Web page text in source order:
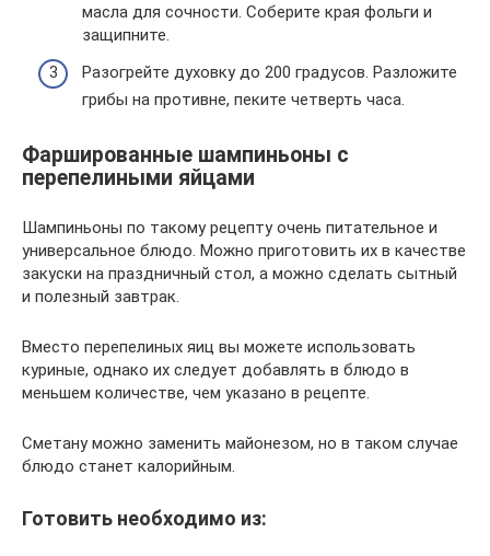
масла для сочности. Соберите края фольги и
защипните.
Разогрейте духовку до 200 градусов. Разложите
грибы на противне, пеките четверть часа.
Фаршированные шампиньоны с
перепелиными яйцами
Шампиньоны по такому рецепту очень питательное и
универсальное блюдо. Можно приготовить их в качестве
закуски на праздничный стол, а можно сделать сытный
и полезный завтрак.
Вместо перепелиных яиц вы можете использовать
куриные, однако их следует добавлять в блюдо в
меньшем количестве, чем указано в рецепте.
Сметану можно заменить майонезом, но в таком случае
блюдо станет калорийным.
Готовить необходимо из: